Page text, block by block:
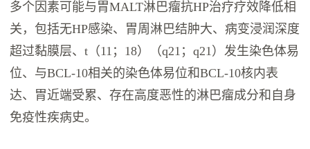
多个因素可能与胃MALT淋巴瘤抗HP治疗疗效降低相
关，包括无HP感染、胃周淋巴结肿大、病变浸润深度
超过黏膜层、t（11；18）（q21；q21）发生染色体易
位、与BCL-10相关的染色体易位和BCL-10核内表
达、胃近端受累、存在高度恶性的淋巴瘤成分和自身
免疫性疾病史。